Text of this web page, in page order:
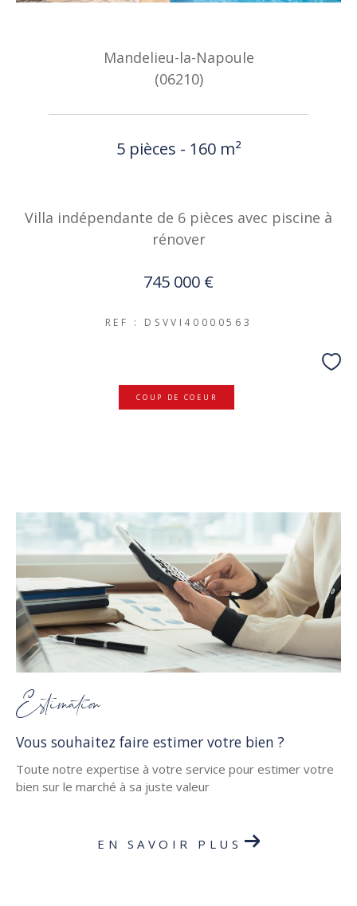
Mandelieu-la-Napoule
(06210)
5 pièces - 160 m²
Villa indépendante de 6 pièces avec piscine à
rénover
745 000 €
REF : DSVVI40000563
COUP DE COEUR
Estimation
Vous souhaitez faire estimer votre bien ?
Toute notre expertise à votre service pour estimer votre
bien sur le marché à sa juste valeur
EN SAVOIR PLUS